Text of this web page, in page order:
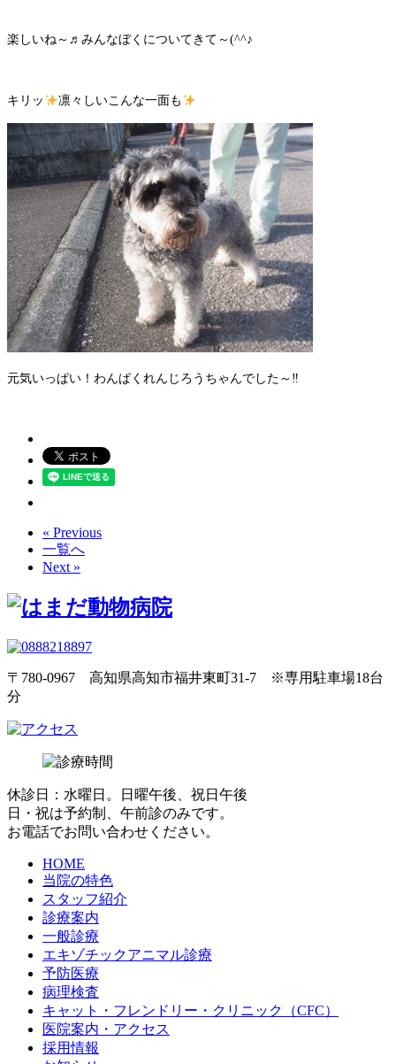
楽しいね～♬みんなぼくについてきて～(^^♪
キリッ 凛々しいこんな一面も
元気いっぱい！わんぱくれんじろうちゃんでした～‼
« Previous
一覧へ
Next »
〒780-0967 高知県高知市福井東町31-7 ※専用駐車場18台
分
休診日：水曜日。日曜午後、祝日午後
日・祝は予約制、午前診のみです。
お電話でお問い合わせください。
HOME
当院の特色
スタッフ紹介
診療案内
一般診療
エキゾチックアニマル診療
予防医療
病理検査
キャット・フレンドリー・クリニック（CFC）
医院案内・アクセス
採用情報